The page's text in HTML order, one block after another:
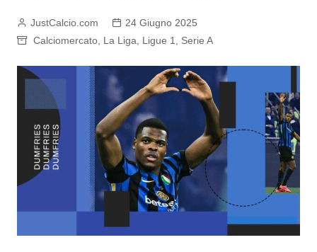
JustCalcio.com
24 Giugno 2025
Calciomercato, La Liga Ligue 1 Serie A